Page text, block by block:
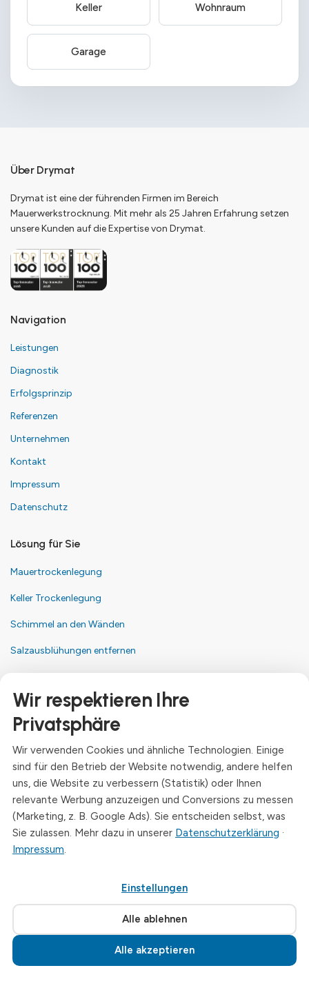
Jetzt anrufen · 03726 720560
Keller Wohnraum
Garage
Über Drymat
Drymat ist eine der führenden Firmen im Bereich
Mauerwerkstrocknung. Mit mehr als 25 Jahren Erfahrung setzen
unsere Kunden auf die Expertise von Drymat.
Navigation
Leistungen
Diagnostik
Erfolgsprinzip
Referenzen
Unternehmen
Kontakt
Impressum
Datenschutz
Lösung für Sie
Mauertrockenlegung
Keller Trockenlegung
Schimmel an den Wänden
Salzausblühungen entfernen
Anschrift
Dresdner Straße 24, 09577 Niederwiesa
Telefon
+49 (0)3726 - 720 560
E-Mail
info@drymat.de
Öffnungszeiten
Mo-Fr: 08:00 - 15:00 Uhr
© 2026 Drymat Systeme GmbH.Cookie-Einstellungen
Wir respektieren Ihre
Privatsphäre
Wir verwenden Cookies und ähnliche Technologien. Einige
sind für den Betrieb der Website notwendig, andere helfen
uns, die Website zu verbessern (Statistik) oder Ihnen
relevante Werbung anzuzeigen und Conversions zu messen
(Marketing, z. B. Google Ads). Sie entscheiden selbst, was
Sie zulassen. Mehr dazu in unserer Datenschutzerklärung ·
Impressum.
Einstellungen
Alle ablehnen
Alle akzeptieren